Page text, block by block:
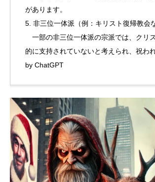
があります。
5. 非三位一体派（例：キリスト復帰教会
一部の非三位一体派の宗派では、クリ
的に支持されていないと考えられ、祝わ
by ChatGPT